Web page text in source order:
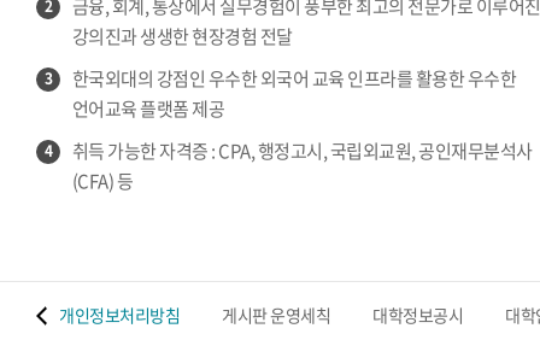
2
금융, 회계, 통상에서 실무경험이 풍부한 최고의 전문가로 이루어진
강의진과 생생한 현장경험 전달
3
한국외대의 강점인 우수한 외국어 교육 인프라를 활용한 우수한
언어교육 플랫폼 제공
4
취득 가능한 자격증 : CPA, 행정고시, 국립외교원, 공인재무분석사
(CFA) 등
개인정보처리방침 게시판 운영세칙 대학정보공시 대